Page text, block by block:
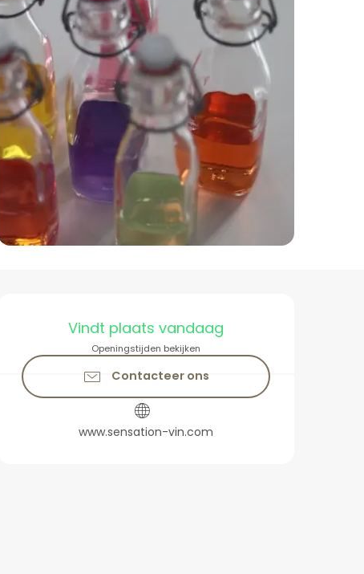
Openingstijden en
Vindt plaats vandaag
Openingstijden bekijken
Contacteer ons
www.sensation-vin.com